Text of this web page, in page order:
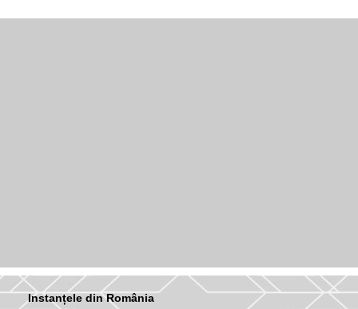
Instanțele din România